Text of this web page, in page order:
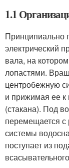
1.1
Принципиально
электрический
вала, на
лопастями.
центробежную
и прижимая ее к
(стакана). Под
перемещается
системы
поступает из